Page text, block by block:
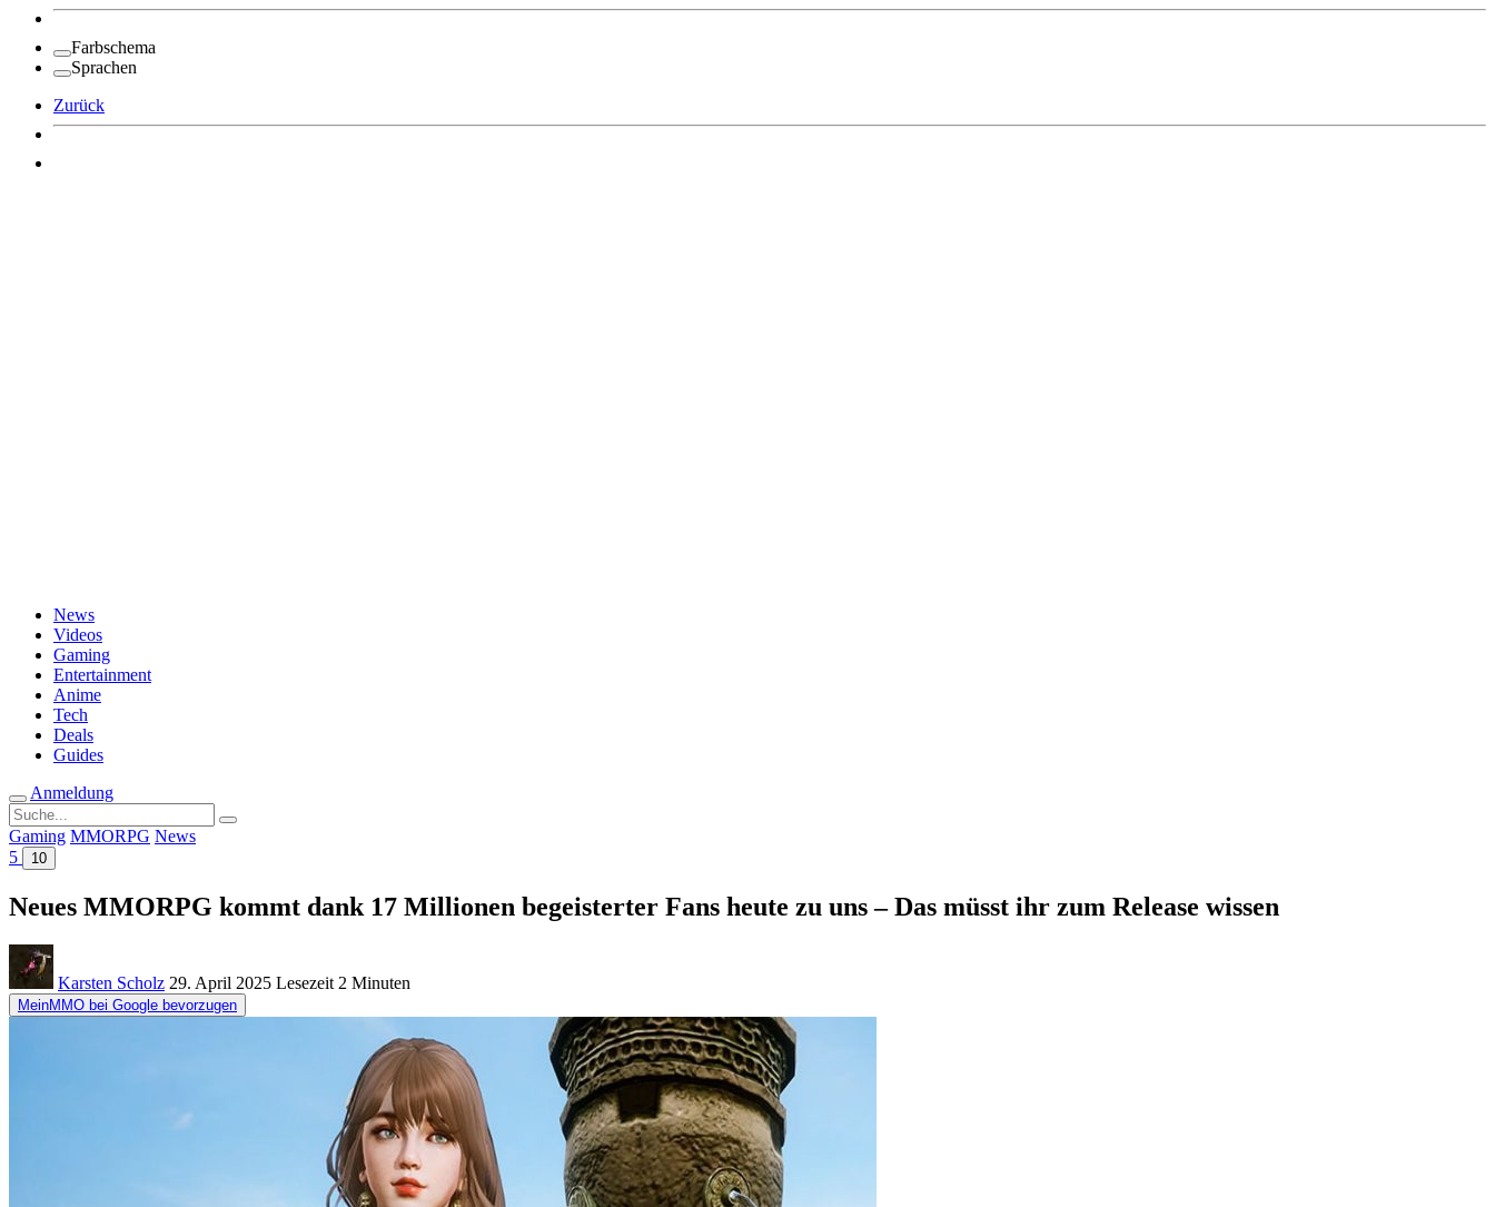
Farbschema
Sprachen
Zurück
News
Videos
Gaming
Entertainment
Anime
Tech
Deals
Guides
Anmeldung
Suche
nach:
Gaming MMORPG News
5
10
Neues MMORPG kommt dank 17 Millionen begeisterter Fans heute zu uns – Das müsst ihr zum Release wissen
Karsten Scholz 29. April 2025 Lesezeit 2 Minuten
MeinMMO bei Google bevorzugen